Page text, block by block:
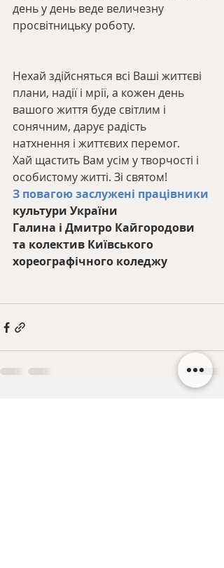
день у день веде величезну
просвітницьку роботу.
Нехай здійсняться всі Ваші життєві
плани, надії і мрії, а кожен день
вашого життя буде світлим і
сонячним, дарує радість
натхнення і життєвих перемог.
Хай щастить Вам усім у творчості і
особистому житті. Зі святом!
З повагою заслужені працівники
культури України
Галина і Дмитро Кайгородови
та колектив Київського
хореографічного коледжу